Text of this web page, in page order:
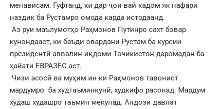
менависам. Гуфтанд, ки дар ҷои вай кадом як нафари
наздик ба Рустамро омода карда истодаанд.
Аз руи маълумотҳо Раҳмонов Путинро сахт бовар
кунондааст, ки баъди овардани Рустам ба курсии
президентӣ аввалин иқдоми Точикистон даромадан ба
ҳайати ЕВРАЗЕС аст.
Чизи асосӣ ва муҳим ин ки Раҳмонов тавонист
мардумро ба худтаъминкунӣ, худкифо расонад. Мардум
худаш худашро таъмин мекунад. Андози давлат